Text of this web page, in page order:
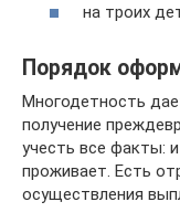
на троих
Порядок
Многодетность
получение
учесть все факты:
проживает. Есть
осуществления